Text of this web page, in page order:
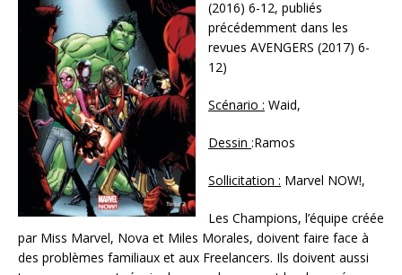
(2016) 6-12, publiés
précédemment dans les
revues AVENGERS (2017) 6-
12)
Scénario : Waid,
Dessin :Ramos
Sollicitation : Marvel NOW!,
Les Champions, l’équipe créée
par Miss Marvel, Nova et Miles Morales, doivent faire face à
des problèmes familiaux et aux Freelancers. Ils doivent aussi